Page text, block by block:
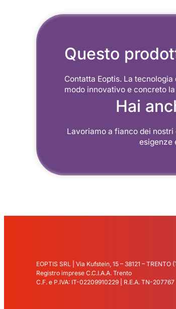
Questo
Contatta Eoptis. La
modo innovativo e concreto
Hai
Lavoriamo a fianco dei
esigenze
EOPTIS SRL | Via Kufstein, 15 – 38121 – TRENTO
Registro imprese C.C.I.A.A. Trento
C.F. e P.IVA: IT-02209910229 | R.E.A. TN-207767